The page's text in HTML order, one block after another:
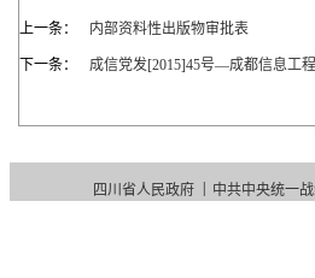
上一条： 内部资料性出版物审批表
下一条： 成信党发[2015]45号—成都信息工
四川省人民政府 中共中央统一战